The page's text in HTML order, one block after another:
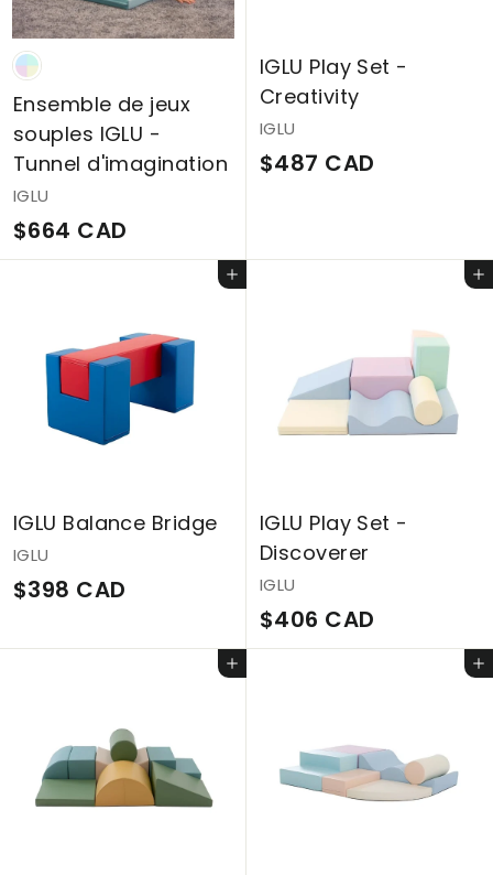
Ensemble de jeux
souples IGLU -
Tunnel d'imagination
IGLU
$664 CAD
6
4
C
A
D
IGLU Play Set -
Creativity
IGLU
$487 CAD
7
D
Ajouter au panier
IGLU Balance Bridge
IGLU
$398 CAD
9
C
A
D
Ajouter au panier
IGLU Play Set -
Discoverer
IGLU
$406 CAD
4
C
A
Ajouter au panier Ajouter au panier